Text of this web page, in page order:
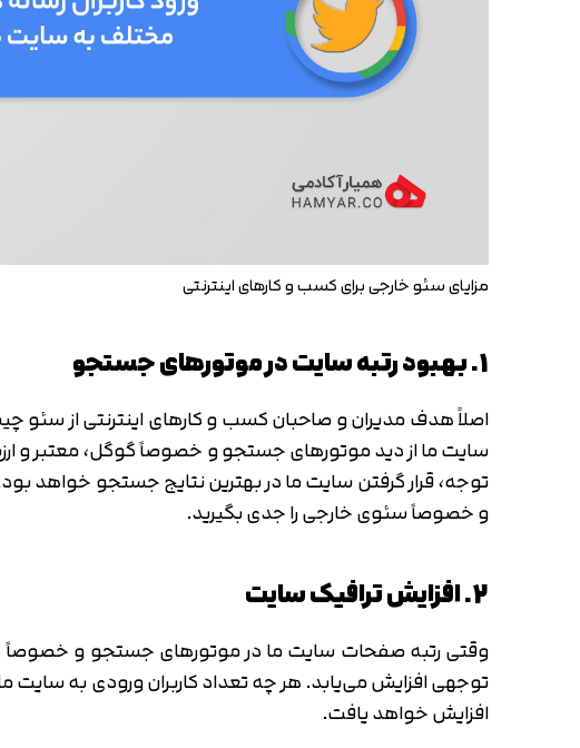
مزایای سئو خارجی برای کسب و کارهای اینترنتی
1. بهبود رتبه سایت در موتورهای جستجو
اصلاً هدف مدیران و صاحبان کسب و کارهای اینترنتی از سئو
توجه، قرار گرفتن سایت ما در بهترین نتایج جستجو خواهد
و خصوصاً سئوی خارجی را جدی بگیرید.
2. افزایش ترافیک سایت